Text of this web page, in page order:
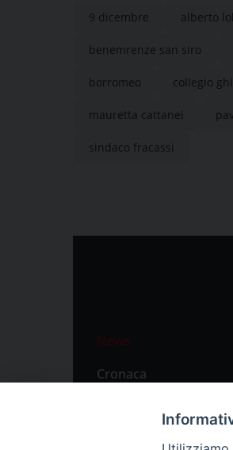
9 dicembre alberto
benemrenze san siro
borromeo collegio
mauretta cattanei
sindaco fracassi
News
Cronaca
Primo Piano